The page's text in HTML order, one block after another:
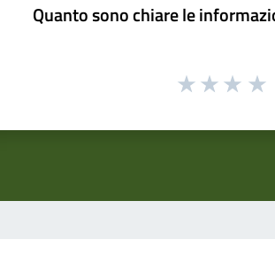
Quanto sono chiare le